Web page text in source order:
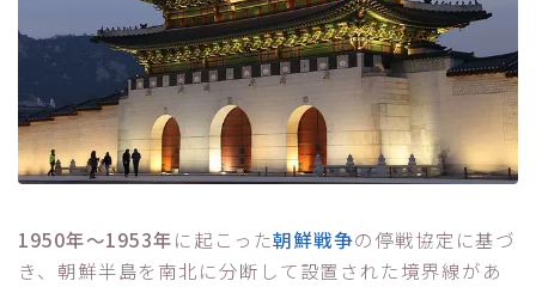
1950年～1953年に起こった朝鮮戦争の停戦協定に基づ
き、朝鮮半島を南北に分断して設置された境界線があ